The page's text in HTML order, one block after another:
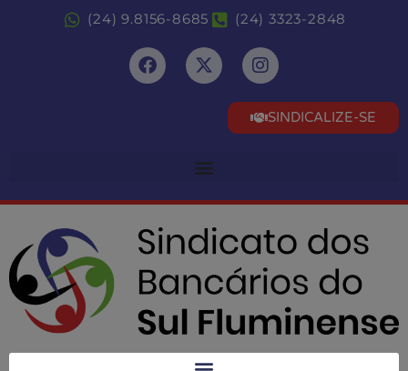
(24) 9.8156-8685 (24) 3323-2848
SINDICALIZE-SE